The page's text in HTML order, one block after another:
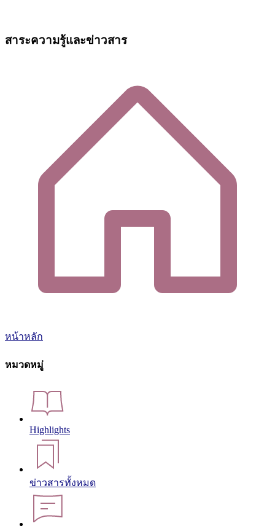
สาระความรู้และข่าวสาร
หน้าหลัก
หมวดหมู่
Highlights
ข่าวสารทั้งหมด